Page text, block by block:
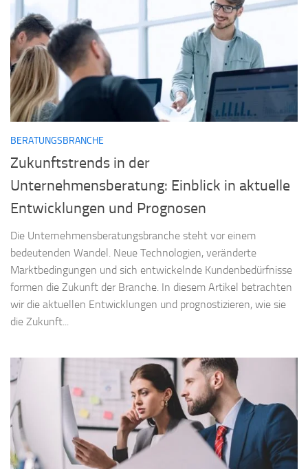
BERATUNGSBRANCHE
Zukunftstrends in der
Unternehmensberatung: Einblick in aktuelle
Entwicklungen und Prognosen
Die Unternehmensberatungsbranche steht vor einem
bedeutenden Wandel. Neue Technologien, veränderte
Marktbedingungen und sich entwickelnde Kundenbedürfnisse
formen die Zukunft der Branche. In diesem Artikel betrachten
wir die aktuellen Entwicklungen und prognostizieren, wie sie
die Zukunft...